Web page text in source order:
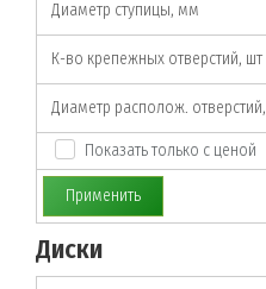
Диаметр ступицы, мм
К-во крепежных отверстий, шт
Диаметр располож.
Показать только с ценой
Применить
Диски
По заданным параметрам товары